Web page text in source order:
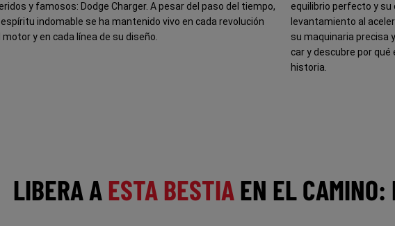
y famosos: Dodge Charger. A pesar del paso del tiempo,
indomable se ha mantenido vivo en cada revolución
motor y en cada línea de su diseño.
equilibrio perfecto y su
levantamiento al
su maquinaria precisa
car y descubre por
historia.
LIBERA AESTA BESTIAEN EL CAMINO: